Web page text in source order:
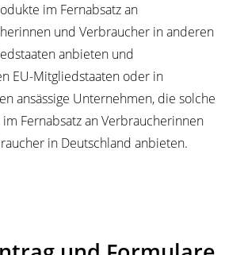
im Fernabsatz an
und Verbraucher in anderen
anbieten und
EU-Mitgliedstaaten oder in
ansässige Unternehmen, die solche
Fernabsatz an Verbraucherinnen
in Deutschland anbieten.